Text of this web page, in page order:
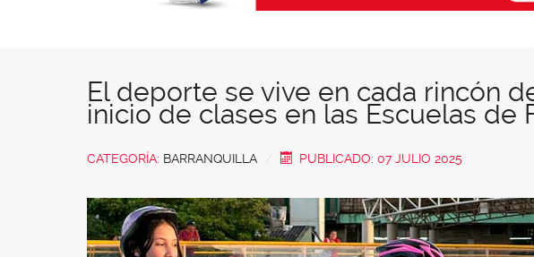
El deporte se vive en cada rincón
inicio de clases en las Escuelas de
CATEGORÍA: BARRANQUILLA PUBLICADO: 07 JULIO 2025